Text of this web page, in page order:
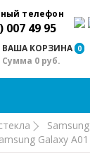
телефон
007 49 95
ВАША КОРЗИНА 0
Сумма 0 руб.
Samsung
Galaxy A01